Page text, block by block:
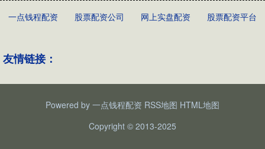
一点钱程配资 股票配资公司 网上实盘配资 股票配资平台
友情链接：
Powered by 一点钱程配资 RSS地图 HTML地图
Copyright © 2013-2025